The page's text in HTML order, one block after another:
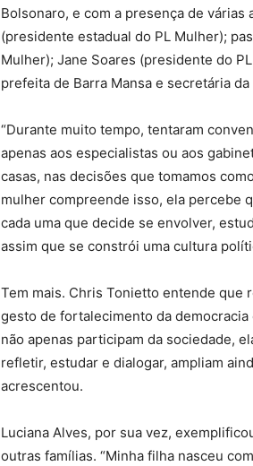
Bolsonaro, e com a presença de
(presidente estadual do PL Mulher);
Mulher); Jane Soares (presidente do
prefeita de Barra Mansa e secretária
“Durante muito tempo, tentaram
apenas aos especialistas ou aos
casas, nas decisões que tomamos
mulher compreende isso, ela percebe
cada uma que decide se envolver,
assim que se constrói uma cultura
Tem mais. Chris Tonietto entende que
gesto de fortalecimento da
não apenas participam da sociedade,
refletir, estudar e dialogar, ampliam
acrescentou.
Luciana Alves, por sua vez,
outras famílias. “Minha filha nasceu